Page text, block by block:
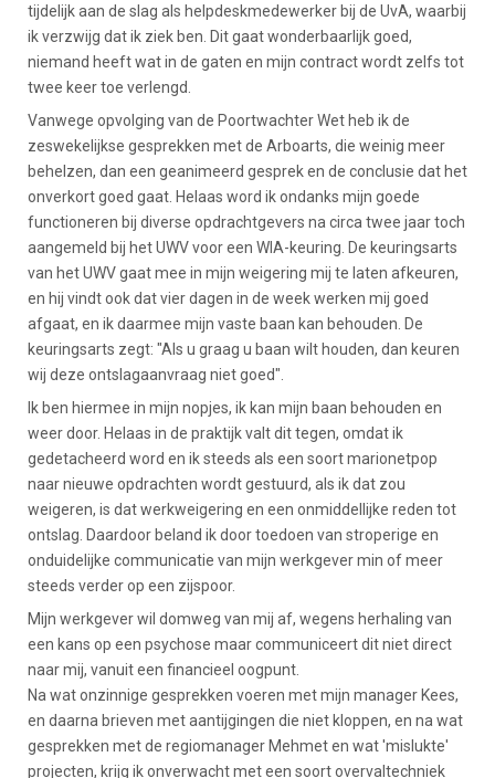
tijdelijk aan de slag als helpdeskmedewerker bij de UvA, waarbij
ik verzwijg dat ik ziek ben. Dit gaat wonderbaarlijk goed,
niemand heeft wat in de gaten en mijn contract wordt zelfs tot
twee keer toe verlengd.
Vanwege opvolging van de Poortwachter Wet heb ik de
zeswekelijkse gesprekken met de Arboarts, die weinig meer
behelzen, dan een geanimeerd gesprek en de conclusie dat het
onverkort goed gaat. Helaas word ik ondanks mijn goede
functioneren bij diverse opdrachtgevers na circa twee jaar toch
aangemeld bij het UWV voor een WIA-keuring. De keuringsarts
van het UWV gaat mee in mijn weigering mij te laten afkeuren,
en hij vindt ook dat vier dagen in de week werken mij goed
afgaat, en ik daarmee mijn vaste baan kan behouden. De
keuringsarts zegt: "Als u graag u baan wilt houden, dan keuren
wij deze ontslagaanvraag niet goed".
Ik ben hiermee in mijn nopjes, ik kan mijn baan behouden en
weer door. Helaas in de praktijk valt dit tegen, omdat ik
gedetacheerd word en ik steeds als een soort marionetpop
naar nieuwe opdrachten wordt gestuurd, als ik dat zou
weigeren, is dat werkweigering en een onmiddellijke reden tot
ontslag. Daardoor beland ik door toedoen van stroperige en
onduidelijke communicatie van mijn werkgever min of meer
steeds verder op een zijspoor.
Mijn werkgever wil domweg van mij af, wegens herhaling van
een kans op een psychose maar communiceert dit niet direct
naar mij, vanuit een financieel oogpunt.
Na wat onzinnige gesprekken voeren met mijn manager Kees,
en daarna brieven met aantijgingen die niet kloppen, en na wat
gesprekken met de regiomanager Mehmet en wat 'mislukte'
projecten, krijg ik onverwacht met een soort overvaltechniek